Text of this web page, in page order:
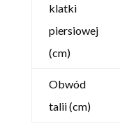
klatki
piersiowej
(cm)
Obwód
talii (cm)